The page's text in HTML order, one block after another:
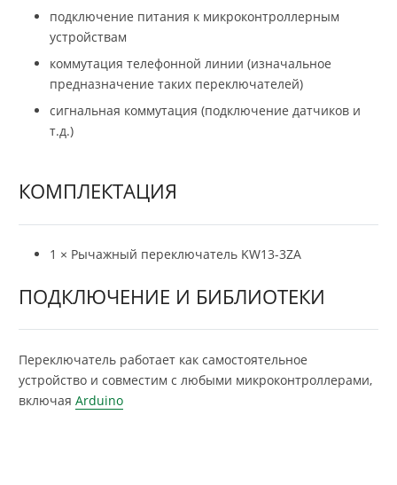
подключение питания к микроконтроллерным
устройствам
коммутация телефонной линии (изначальное
предназначение таких переключателей)
сигнальная коммутация (подключение датчиков и
т.д.)
КОМПЛЕКТАЦИЯ
1 × Рычажный переключатель KW13-3ZA
ПОДКЛЮЧЕНИЕ И БИБЛИОТЕКИ
Переключатель работает как самостоятельное
устройство и совместим с любыми микроконтроллерами,
включая Arduino